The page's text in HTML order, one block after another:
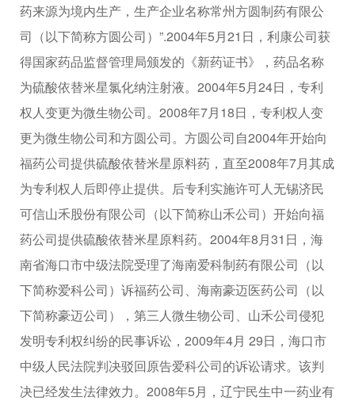
药来源为境内生产，生产企业名称常州方圆制药有限公
司（以下简称方圆公司）”.2004年5月21日，利康公司获
得国家药品监督管理局颁发的《新药证书》，药品名称
为硫酸依替米星氯化纳注射液。2004年5月24日，专利
权人变更为微生物公司。2008年7月18日，专利权人变
更为微生物公司和方圆公司。方圆公司自2004年开始向
福药公司提供硫酸依替米星原料药，直至2008年7月其成
为专利权人后即停止提供。后专利实施许可人无锡济民
可信山禾股份有限公司（以下简称山禾公司）开始向福
药公司提供硫酸依替米星原料药。2004年8月31日，海
南省海口市中级法院受理了海南爱科制药有限公司（以
下简称爱科公司）诉福药公司、海南豪迈医药公司（以
下简称豪迈公司），第三人微生物公司、山禾公司侵犯
发明专利权纠纷的民事诉讼，2009年4月 29日，海口市
中级人民法院判决驳回原告爱科公司的诉讼请求。该判
决已经发生法律效力。2008年5月，辽宁民生中一药业有